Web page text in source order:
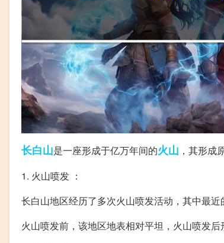
长白山是一座形成于亿万年间的火山 ，其形成
1. 火山喷发 ：
长白山地区经历了多次火山喷发活动，其中最
火山喷发前，该地区地表相对平坦，火山喷发